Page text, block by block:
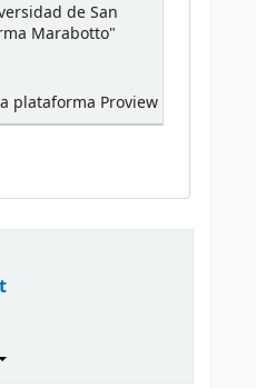
de San
Marabotto"
plataforma Proview